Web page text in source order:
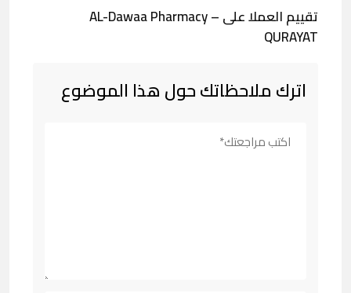
تقييم العملا على AL-Dawaa Pharmacy –
QURAYAT
اترك ملاحظاتك حول هذا الموضوع